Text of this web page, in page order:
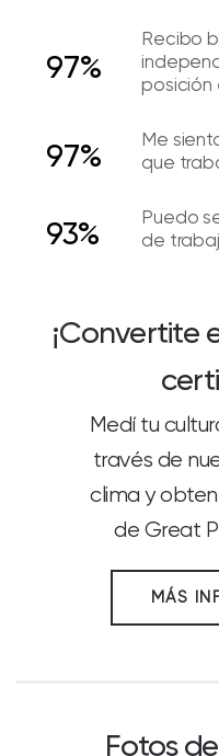
97%
Recibo
posición
97%
Me
que
93%
Puedo
de
¡Convertite
Medí tu
través de
clima y
de Great
MÁS
Fotos